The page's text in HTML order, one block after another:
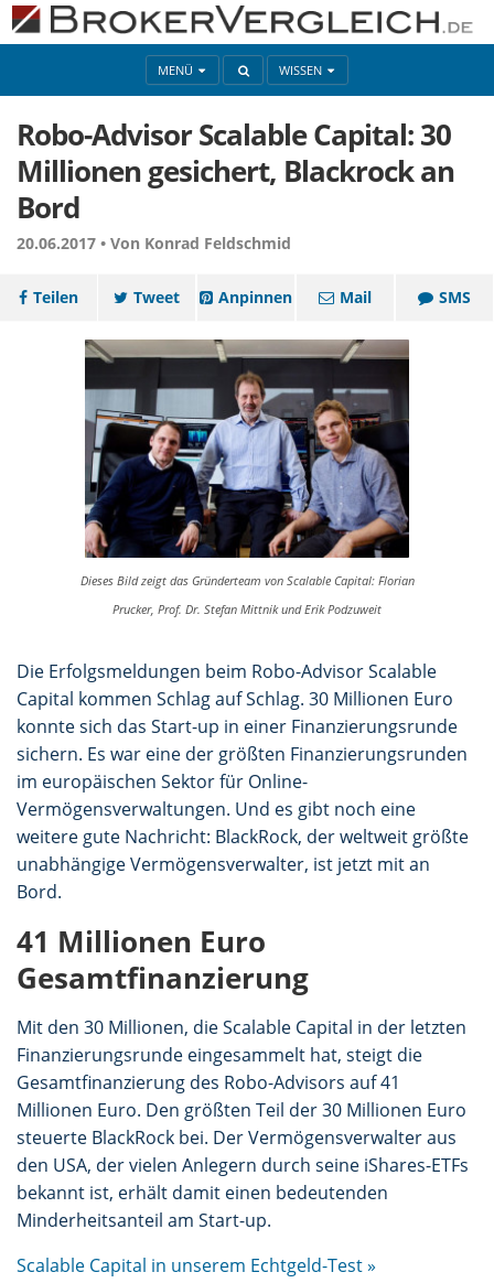
MENÜ WISSEN
Robo-Advisor Scalable Capital: 30
Millionen gesichert, Blackrock an
Bord
20.06.2017 • Von Konrad Feldschmid
Teilen Tweet Anpinnen Mail SMS
Dieses Bild zeigt das Gründerteam von Scalable Capital: Florian
Prucker, Prof. Dr. Stefan Mittnik und Erik Podzuweit
Die Erfolgsmeldungen beim Robo-Advisor Scalable
Capital kommen Schlag auf Schlag. 30 Millionen Euro
konnte sich das Start-up in einer Finanzierungsrunde
sichern. Es war eine der größten Finanzierungsrunden
im europäischen Sektor für Online-
Vermögensverwaltungen. Und es gibt noch eine
weitere gute Nachricht: BlackRock, der weltweit größte
unabhängige Vermögensverwalter, ist jetzt mit an
Bord.
41 Millionen Euro
Gesamtfinanzierung
Mit den 30 Millionen, die Scalable Capital in der letzten
Finanzierungsrunde eingesammelt hat, steigt die
Gesamtfinanzierung des Robo-Advisors auf 41
Millionen Euro. Den größten Teil der 30 Millionen Euro
steuerte BlackRock bei. Der Vermögensverwalter aus
den USA, der vielen Anlegern durch seine iShares-ETFs
bekannt ist, erhält damit einen bedeutenden
Minderheitsanteil am Start-up.
Scalable Capital in unserem Echtgeld-Test »